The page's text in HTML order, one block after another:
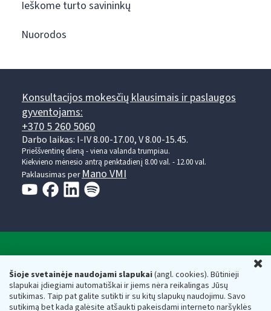
Šioje svetainėje naudojami slapukai(angl. cookies). Būtinieji
slapukai įdiegiami automatiškai ir jiems nėra reikalingas Jūsų
sutikimas. Taip pat galite sutikti ir su kitų slapukų naudojimu. Savo
sutikimą bet kada galėsite atšaukti pakeisdami interneto naršyklės
Ieškome turto savininkų
Nuorodos
Konsultacijos mokesčių klausimais ir paslaugos
gyventojams:
+370 5 260 5060
Darbo laikas: I-IV 8.00-17.00, V 8.00-15.45.
Prieššventinę dieną - viena valanda trumpiau.
Kiekvieno mėnesio antrą penktadienį 8.00 val. - 12.00 val.
Paklausimas per Mano VMI
Respublikos finansų ministerijos
Biudžetinė įstaiga. Juridinio asmens kodas — 188659752,
adresas: Vasario 16-osios g. 14, 01107 Vilnius, Lietuva, el.paštas: